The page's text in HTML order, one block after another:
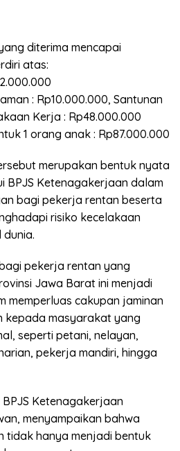
diterima mencapai
atas:
: Rp10.000.000, Santunan
Kerja : Rp48.000.000
1 orang anak : Rp87.000.000
merupakan bentuk nyata
BPJS Ketenagakerjaan dalam
bagi pekerja rentan beserta
risiko kecelakaan
pekerja rentan yang
Jawa Barat ini menjadi
memperluas cakupan jaminan
kepada masyarakat yang
seperti petani, nelayan,
pekerja mandiri, hingga
Ketenagakerjaan
menyampaikan bahwa
tidak hanya menjadi bentuk